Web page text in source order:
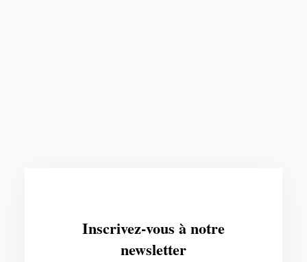
Inscrivez-vous à notre
newsletter